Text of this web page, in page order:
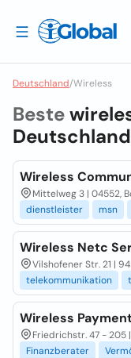
Deutschland/Wireless
Beste
Deutschland
Wireless
Mittelweg 3 | 04552,
dienstleister
msn
Wireless Netc
Vilshofener Str. 21 |
telekommunikation
Wireless
Friedrichstr. 47 - 205
Finanzberater